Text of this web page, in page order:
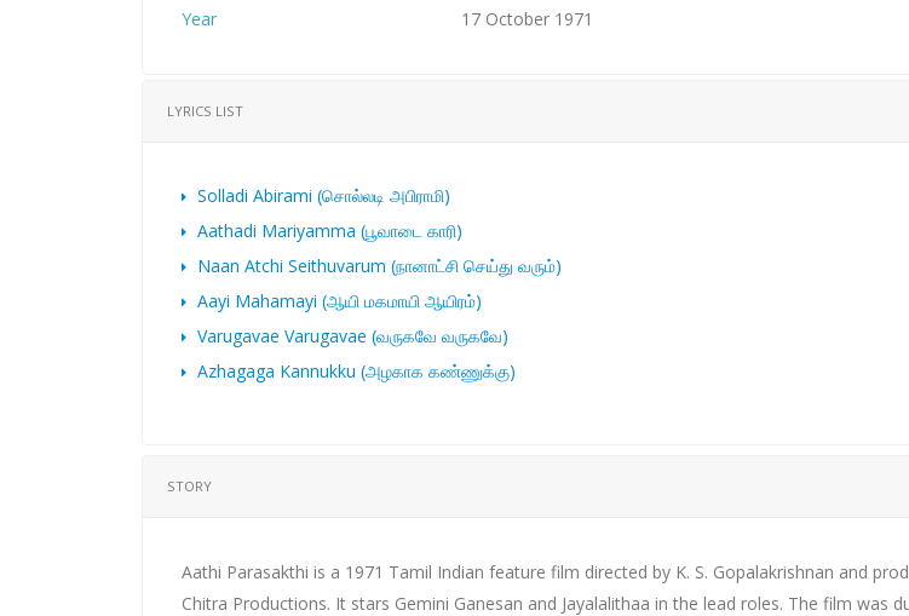
Year
17 October 1971
LYRICS LIST
Solladi Abirami (சொல்லடி அபிராமி)
Aathadi Mariyamma (பூவாடை காரி)
Naan Atchi Seithuvarum (நானாட்சி செய்து வரும்)
Aayi Mahamayi (ஆயி மகமாயி ஆயிரம்)
Varugavae Varugavae (வருகவே வருகவே)
Azhagaga Kannukku (அழகாக கண்ணுக்கு)
STORY
Aathi Parasakthi is a 1971 Tamil Indian feature film directed by K. S. Gopalakrishnan and
Chitra Productions. It stars Gemini Ganesan and Jayalalithaa in the lead roles. The film was